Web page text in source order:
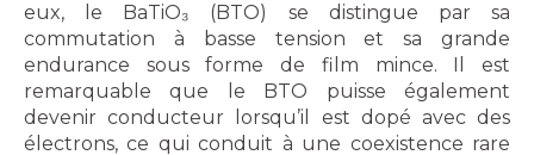
eux, le BaTiO₃ (BTO) se distingue par sa
commutation à basse tension et sa grande
endurance sous forme de film mince. Il est
remarquable que le BTO puisse également
devenir conducteur lorsqu’il est dopé avec des
électrons, ce qui conduit à une coexistence rare